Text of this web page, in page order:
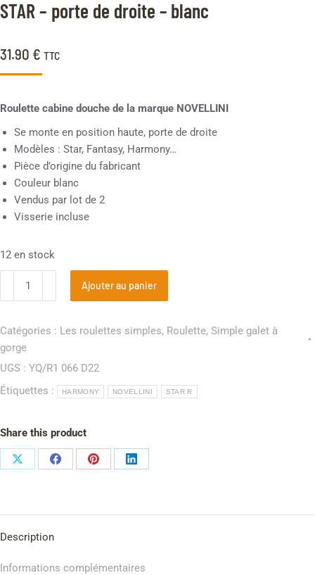
STAR – porte de droite – blanc
31.90 € TTC
Roulette cabine douche de la marque NOVELLINI
Se monte en position haute, porte de droite
Modèles : Star, Fantasy, Harmony…
Pièce d’origine du fabricant
Couleur blanc
Vendus par lot de 2
Visserie incluse
12 en stock
Ajouter au panier
Catégories : Les roulettes simples, Roulette, Simple galet à
gorge
UGS : YQ/R1 066 D22
Étiquettes :
HARMONY NOVELLINI STAR R
Share this product
Description
Informations complémentaires